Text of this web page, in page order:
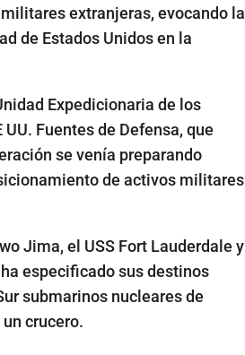
extranjeras, evocando la
de Estados Unidos en la
Expedicionaria de los
Fuentes de Defensa, que
se venía preparando
de activos militares
Jima, el USS Fort Lauderdale y
especificado sus destinos
submarinos nucleares de
crucero.